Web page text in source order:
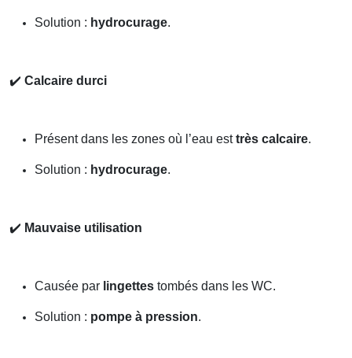
Solution : hydrocurage.
✔️ Calcaire durci
Présent dans les zones où l’eau esttrès calcaire.
Solution : hydrocurage.
✔️ Mauvaise utilisation
Causée par lingettes tombés dans les WC.
Solution : pompe à pression.